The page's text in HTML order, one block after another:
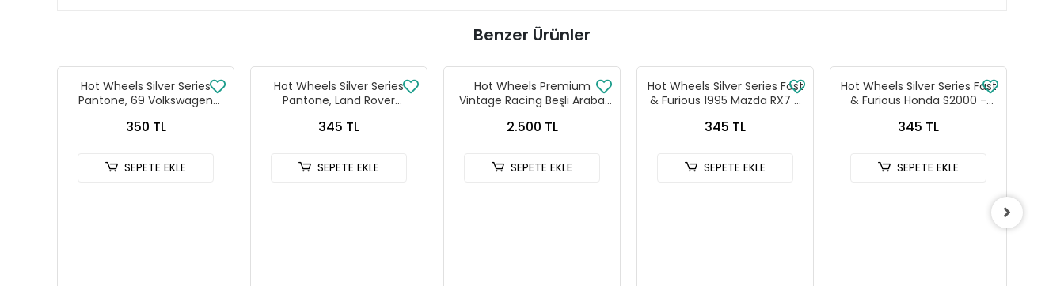
Benzer Ürünler
Hot Wheels Silver Series
Pantone, 69 Volkswagen
350 TL
SEPETE EKLE
Hot Wheels Silver Series
Pantone, Land Rover
345 TL
SEPETE EKLE
Hot Wheels Premium
Vintage Racing Beşli Araba
2.500 TL
SEPETE EKLE
Hot Wheels Silver Series Fast
& Furious 1995 Mazda RX7 -
345 TL
SEPETE EKLE
Hot Wheels Silver Series Fast
& Furious Honda S2000 -
345 TL
SEPETE EKLE